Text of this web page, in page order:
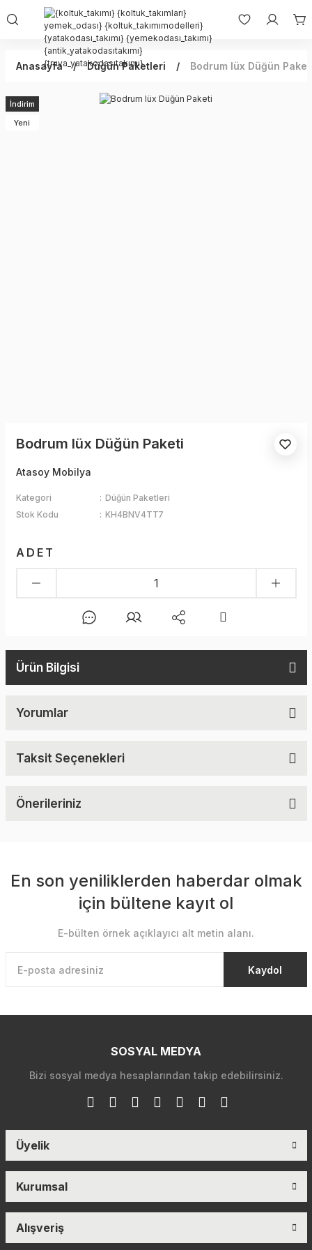
Anasayfa Düğün Paketleri Bodrum lüx Düğün
İndirim
Yeni
Bodrum lüx Düğün Paketi
Atasoy Mobilya
Kategori
Düğün Paketleri
Stok Kodu
KH4BNV4TT7
ADET
Ürün Bilgisi
Yorumlar
Taksit Seçenekleri
Önerileriniz
En son yeniliklerden haberdar olmak
için bültene kayıt ol
E-bülten örnek açıklayıcı alt metin alanı.
Kaydol
SOSYAL MEDYA
Bizi sosyal medya hesaplarından takip edebilirsiniz.
Üyelik
Kurumsal
Alışveriş